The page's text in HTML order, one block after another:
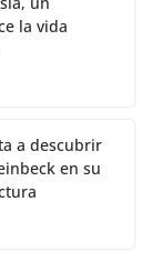
la vida
a descubrir
en su